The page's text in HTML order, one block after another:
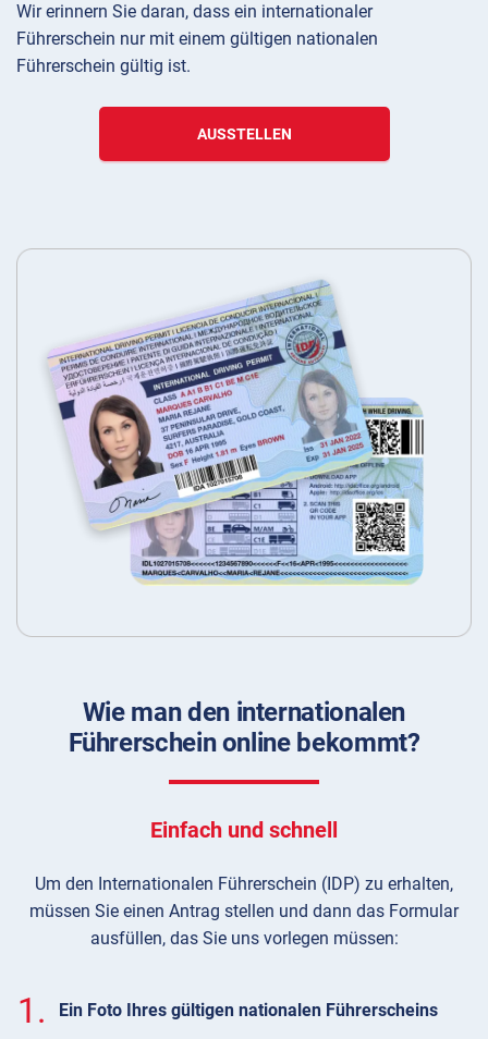
Wir erinnern Sie daran, dass ein internationaler
Führerschein nur mit einem gültigen nationalen
Führerschein gültig ist.
AUSSTELLEN
Wie man den internationalen
Führerschein online bekommt?
Einfach und schnell
Um den Internationalen Führerschein (IDP) zu erhalten,
müssen Sie einen Antrag stellen und dann das Formular
ausfüllen, das Sie uns vorlegen müssen:
1. Ein Foto Ihres gültigen nationalen Führerscheins